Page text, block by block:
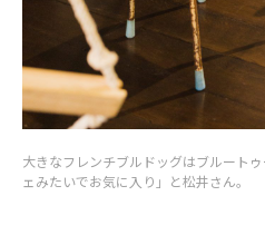
大きなフレンチブルドッグはブルート
ェみたいでお気に入り」と松井さん。